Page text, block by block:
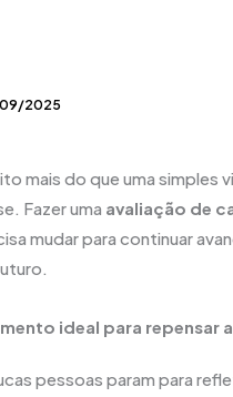
2025
mais do que uma
Fazer uma avaliação de
mudar para continuar
ideal para repensar
pessoas param para